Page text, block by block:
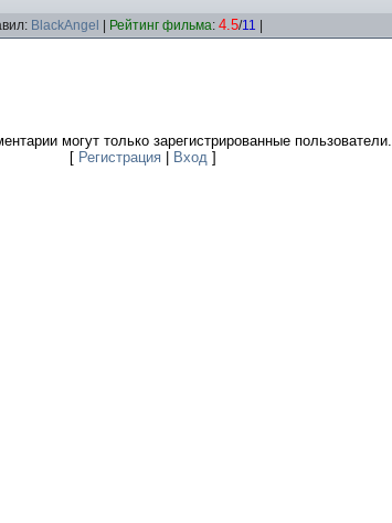
BlackAngel Рейтинг фильма: 4.5/11
могут только зарегистрированные пользователи.
[ Регистрация| Вход]